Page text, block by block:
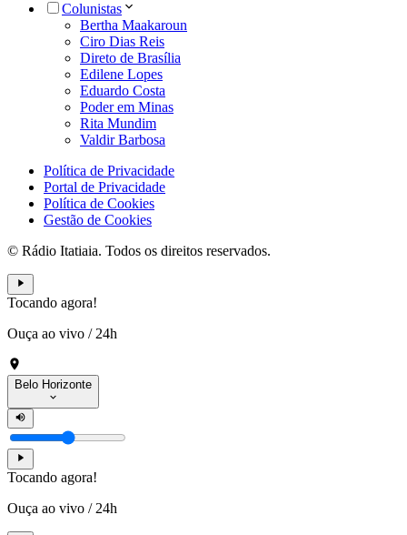
Colunistas
Bertha Maakaroun
Ciro Dias Reis
Direto de Brasília
Edilene Lopes
Eduardo Costa
Poder em Minas
Rita Mundim
Valdir Barbosa
Política de Privacidade
Portal de Privacidade
Política de Cookies
Gestão de Cookies
© Rádio Itatiaia. Todos os direitos reservados.
Tocando agora!
Ouça ao vivo / 24h
Belo Horizonte
Tocando agora!
Ouça ao vivo / 24h